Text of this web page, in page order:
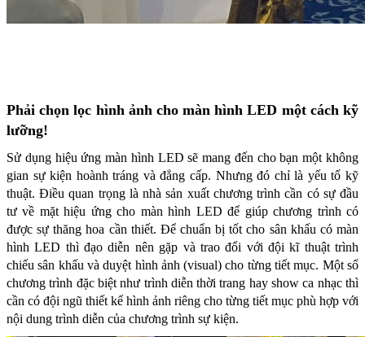
Phải chọn lọc hình ảnh cho màn hình LED một cách kỹ
lưỡng!
Sử dụng hiệu ứng màn hình LED sẽ mang đến cho bạn một không
gian sự kiện hoành tráng và đẳng cấp. Nhưng đó chỉ là yếu tố kỹ
thuật. Điều quan trọng là nhà sản xuất chương trình cần có sự đầu
tư về mặt hiệu ứng cho màn hình LED để giúp chương trình có
được sự thăng hoa cần thiết. Để chuẩn bị tốt cho sân khấu có màn
hình LED thì đạo diễn nên gặp và trao đổi với đội kĩ thuật trình
chiếu sân khấu và duyệt hình ảnh (visual) cho từng tiết mục. Một số
chương trình đặc biệt như trình diễn thời trang hay show ca nhạc thì
cần có đội ngũ thiết kế hình ảnh riêng cho từng tiết mục phù hợp với
nội dung trình diễn của chương trình sự kiện.